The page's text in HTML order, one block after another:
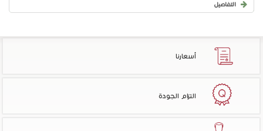
التفاصيل
أسعارنا
التزام الجودة